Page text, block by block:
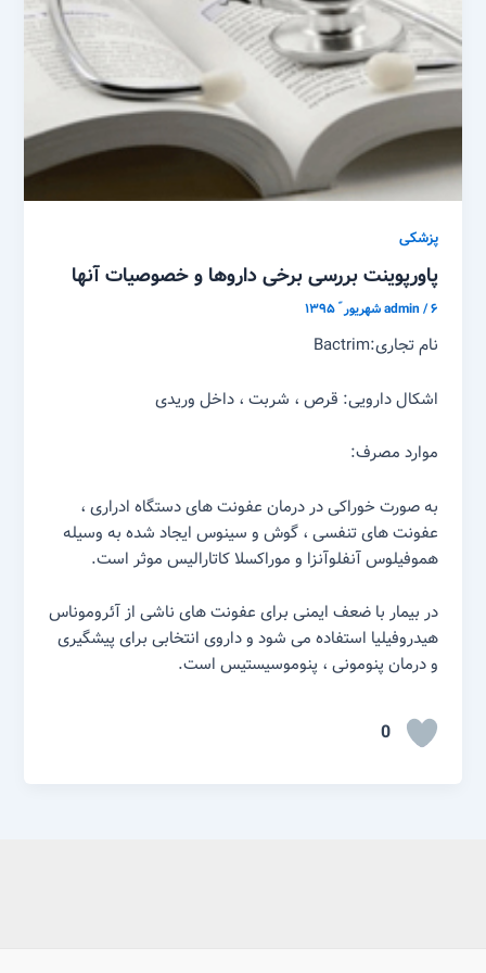
پزشکی
پاورپوینت بررسی برخی داروها و خصوصیات آنها
admin/۶ شهریور ّ ۱۳۹۵
نام تجاری:Bactrim
اشکال دارویی: قرص ، شربت ، داخل وریدی
موارد مصرف:
به صورت خوراکی در درمان عفونت های دستگاه ادراری ،
عفونت های تنفسی ، گوش و سینوس ایجاد شده به وسیله
هموفیلوس آنفلوآنزا و موراکسلا کاتارالیس موثر است.
در بیمار با ضعف ایمنی برای عفونت های ناشی از آئروموناس
هیدروفیلیا استفاده می شود و داروی انتخابی برای پیشگیری
و درمان پنومونی ، پنوموسیستیس است.
0